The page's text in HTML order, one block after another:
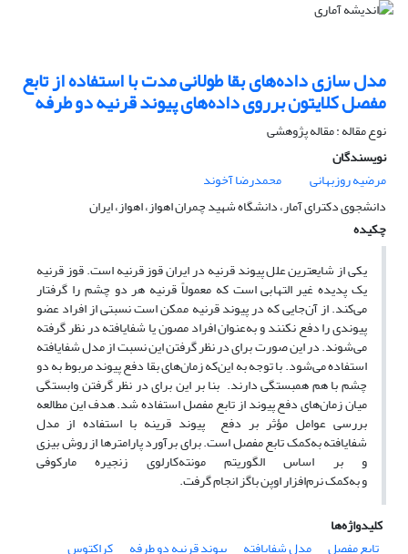
مدل سازی داده‌های بقا طولانی مدت با استفاده از تابع
مفصل کلایتون برروی داده‌های پیوند قرنیه دو طرفه
نوع مقاله : مقاله پژوهشی
نویسندگان
مرضیه روزبهانی
محمدرضا آخوند
دانشجوی دکترای آمار، دانشگاه شهید چمران اهواز، اهواز، ایران
چکیده
یکی از شایعترین علل پیوند قرنیه در ایران قوز قرنیه است. قوز قرنیه
یک پدیده غیر التهابی است که معمولاً قرنیه هر دو چشم را گرفتار
می‌کند. از آن‌‌جایی که در پیوند قرنیه ممکن است نسبتی از افراد عضو
پیوندی را دفع نکنند و به‌عنوان افراد مصون یا شفایافته در نظر گرفته
می‌شوند. در این صورت برای در نظر گرفتن این نسبت از مدل شفایافته
استفاده می‌شود. با توجه به این‌که زمان‌های بقا دفع پیوند مربوط به دو
چشم با هم همبستگی دارند. بنا بر این برای در نظر گرفتن وابستگی
میان زمان‌های دفع پیوند از تابع مفصل استفاده شد. هدف این مطالعه
بررسی عوامل مؤثر بر دفع پیوند قرینه با استفاده از مدل
شفایافته به‌کمک تابع مفصل است. برای برآورد پارامترها از روش بیزی
و بر اساس الگوریتم مونته‌کارلوی زنجیره مارکوفی
و به‌کمک نرم‌افزار اوپن باگز انجام گرفت.
کلیدواژه‌ها
تابع مفصل
مدل شفایافته پیوند قرنیه دو طرفه کراکتوس